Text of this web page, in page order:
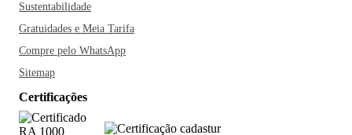
Sustentabilidade
Gratuidades e Meia Tarifa
Compre pelo WhatsApp
Sitemap
Certificações